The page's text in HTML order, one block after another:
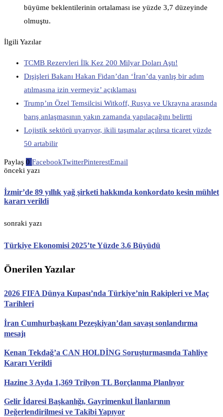
büyüme beklentilerinin ortalaması ise yüzde 3,7 düzeyinde
olmuştu.
İlgili Yazılar
TCMB Rezervleri İlk Kez 200 Milyar Doları Aştı!
Dışişleri Bakanı Hakan Fidan’dan ‘İran’da yanlış bir adım
atılmasına izin vermeyiz’ açıklaması
Trump’ın Özel Temsilcisi Witkoff, Rusya ve Ukrayna arasında
barış anlaşmasının yakın zamanda yapılacağını belirtti
Lojistik sektörü uyarıyor, ikili taşımalar açılırsa ticaret yüzde
50 artabilir
Paylaş 0 FacebookTwitterPinterestEmail
önceki yazı
İzmir’de 89 yıllık yağ şirketi hakkında konkordato kesin mühlet
kararı verildi
sonraki yazı
Türkiye Ekonomisi 2025’te Yüzde 3.6 Büyüdü
Önerilen Yazılar
2026 FIFA Dünya Kupası’nda Türkiye’nin Rakipleri ve Maç
Tarihleri
İran Cumhurbaşkanı Pezeşkiyan’dan savaşı sonlandırma
mesajı
Kenan Tekdağ’a CAN HOLDİNG Soruşturmasında Tahliye
Kararı Verildi
Hazine 3 Ayda 1,369 Trilyon TL Borçlanma Planlıyor
Gelir İdaresi Başkanlığı, Gayrimenkul İlanlarının
Değerlendirilmesi ve Takibi Yapıyor